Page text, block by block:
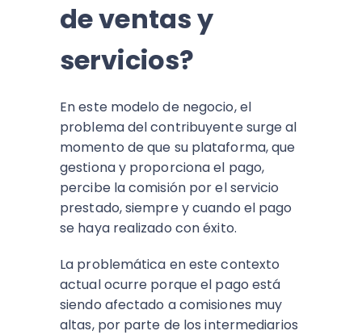
de ventas y
servicios?
En este modelo de negocio, el
problema del contribuyente surge al
momento de que su plataforma, que
gestiona y proporciona el pago,
percibe la comisión por el servicio
prestado, siempre y cuando el pago
se haya realizado con éxito.
La problemática en este contexto
actual ocurre porque el pago está
siendo afectado a comisiones muy
altas, por parte de los intermediarios